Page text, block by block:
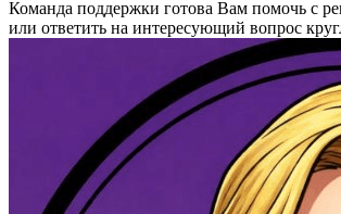
Команда поддержки готова Вам помочь с
или ответить на интересующий вопрос